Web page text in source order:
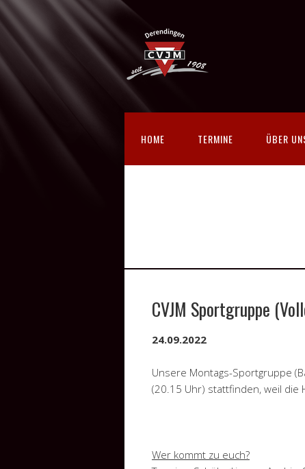
HOME TERMINE ÜBER
CVJM Sportgruppe
24.09.2022
Unsere Montags-Sportgruppe
(20.15 Uhr) stattfinden, weil die
Wer kommt zu euch?